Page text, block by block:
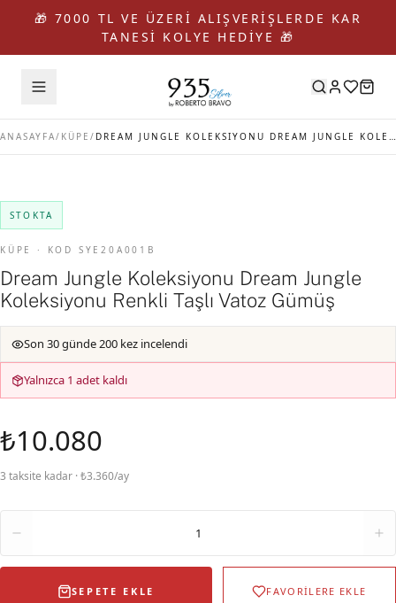
🎁 7000 TL VE ÜZERİ ALIŞVERİŞLERDE KAR
TANESİ KOLYE HEDİYE 🎁
ANASAYFA/ KÜPE / DREAM JUNGLE KOLEKSIYONU DREAM JUNGLE KOLEKSIYONU RENKLI TAŞLI VATOZ GÜMÜŞ
STOKTA
KÜPE · KOD SYE20A001B
Dream Jungle Koleksiyonu Dream Jungle
Koleksiyonu Renkli Taşlı Vatoz Gümüş
Son 30 günde 200 kez incelendi
Yalnızca 1 adet kaldı
₺10.080
3 taksite kadar · ₺3.360/ay
1
SEPETE EKLE FAVORİLERE EKLE